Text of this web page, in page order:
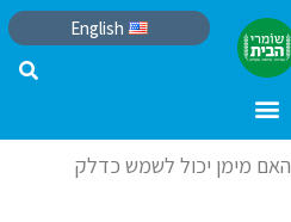
English
האם מימן יכול לשמש כדלק